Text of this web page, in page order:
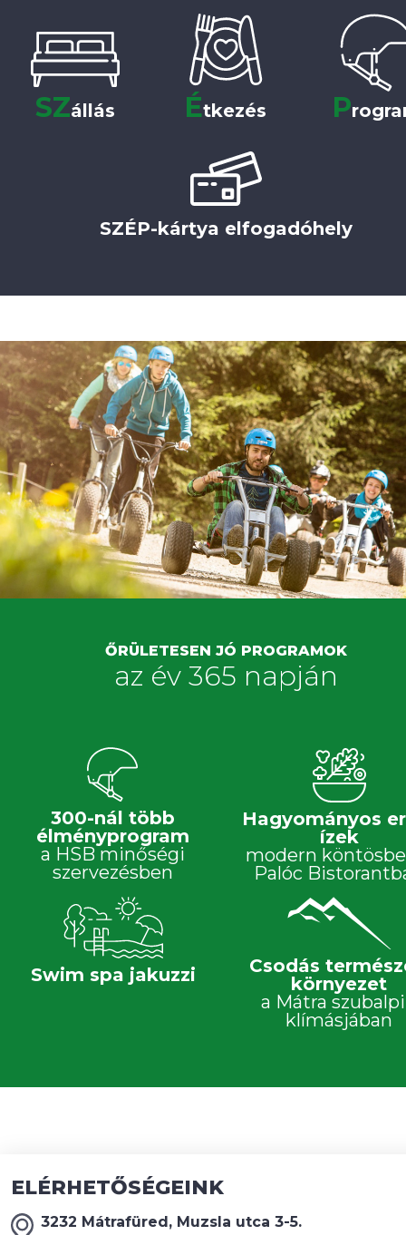
SZállás Étkezés P
SZÉP-kártya elfogadóhely
ŐRÜLETESEN JÓ PROGRAMOK
az év 365 napján
300-nál több
élményprogram
a HSB minőségi
szervezésben
Hagyományos
ízek
modern
Palóc
Swim spa jakuzzi
Csodás
környezet
a Mátra
klímásjában
ELÉRHETŐSÉGEINK
3232 Mátrafüred, Muzsla utca 3-5.